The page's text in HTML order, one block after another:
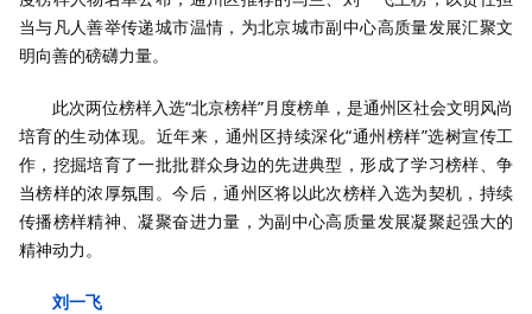
当与凡人善举传递城市温情，为北京城市副中心高质量发展汇聚文
明向善的磅礴力量。
此次两位榜样入选“北京榜样”月度榜单，是通州区社会文明风尚
培育的生动体现。近年来，通州区持续深化“通州榜样”选树宣传工
作，挖掘培育了一批批群众身边的先进典型，形成了学习榜样、争
当榜样的浓厚氛围。今后，通州区将以此次榜样入选为契机，持续
传播榜样精神、凝聚奋进力量，为副中心高质量发展凝聚起强大的
精神动力。
刘一飞